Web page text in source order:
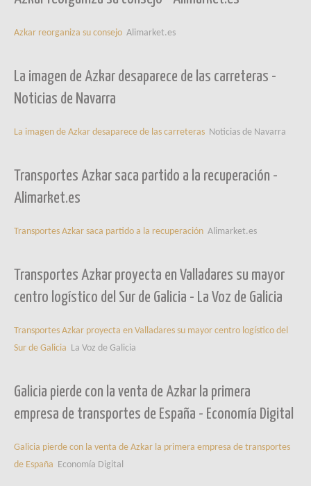
Azkar reorganiza su consejo Alimarket.es
La imagen de Azkar desaparece de las carreteras -
Noticias de Navarra
La imagen de Azkar desaparece de las carreteras Noticias de Navarra
Transportes Azkar saca partido a la recuperación -
Alimarket.es
Transportes Azkar saca partido a la recuperación Alimarket.es
Transportes Azkar proyecta en Valladares su mayor
centro logístico del Sur de Galicia - La Voz de Galicia
Transportes Azkar proyecta en Valladares su mayor centro logístico del
Sur de Galicia La Voz de Galicia
Galicia pierde con la venta de Azkar la primera
empresa de transportes de España - Economía Digital
Galicia pierde con la venta de Azkar la primera empresa de transportes
de España Economía Digital